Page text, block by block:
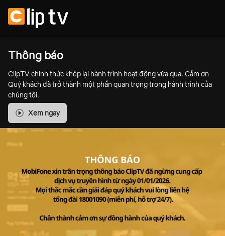
Thông báo
ClipTV chính thức khép lại hành trình hoạt động vừa qua. Cảm ơn
Quý khách đã trở thành một phần quan trọng trong hành trình của
chúng tôi.
Xem ngay